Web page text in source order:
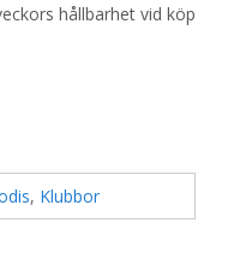
hållbarhet vid köp
, Klubbor